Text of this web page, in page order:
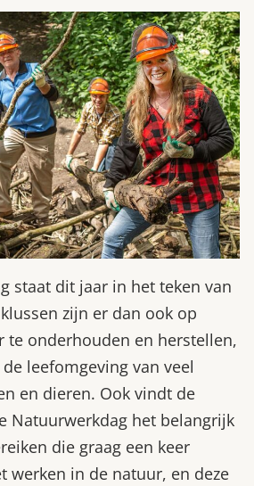
staat dit jaar in het teken van
zijn er dan ook op
te onderhouden en herstellen,
leefomgeving van veel
en dieren. Ook vindt de
Natuurwerkdag het belangrijk
die graag een keer
werken in de natuur, en deze